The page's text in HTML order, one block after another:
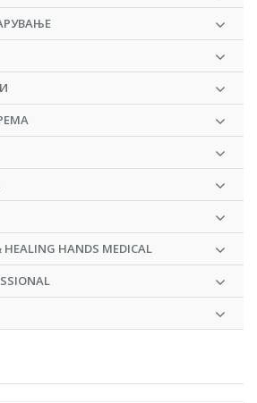
HEALING HANDS MEDICAL